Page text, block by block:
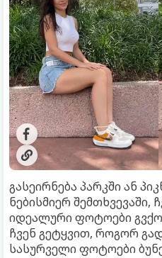
გასეირნება პარკში ან
ნებისმიერ შემთხვევაში,
იდეალური ფოტოები
ჩვენ გეტყვით, როგორ
სასურველი ფოტოები